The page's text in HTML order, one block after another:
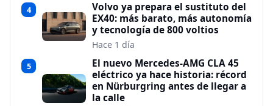
4
Volvo ya prepara el sustituto del
EX40: más barato, más autonomía
y tecnología de 800 voltios
Hace 1 día
5
El nuevo Mercedes-AMG CLA 45
eléctrico ya hace historia: récord
en Nürburgring antes de llegar a
la calle